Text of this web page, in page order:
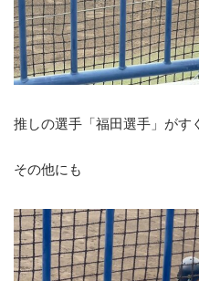
推しの選手「福田選手」がす
その他にも